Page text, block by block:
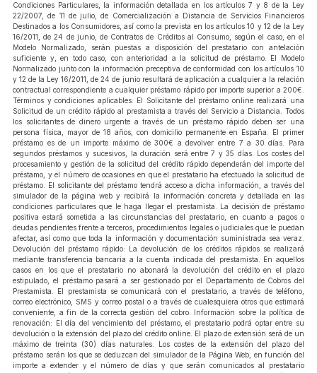
Condiciones Particulares, la información detallada en los artículos 7 y 8 de la Ley
22/2007, de 11 de julio, de Comercialización a Distancia de Servicios Financieros
Destinados a los Consumidores, así como la prevista en los artículos 10 y 12 de la Ley
16/2011, de 24 de junio, de Contratos de Créditos al Consumo, según el caso, en el
Modelo Normalizado, serán puestas a disposición del prestatario con antelación
suficiente y, en todo caso, con anterioridad a la solicitud de préstamo. El Modelo
Normalizado junto con la información preceptiva de conformidad con los artículos 10
y 12 de la Ley 16/2011, de 24 de junio resultará de aplicación a cualquier a la relación
contractual correspondiente a cualquier préstamo rápido por importe superior a 200€.
Términos y condiciones aplicables: El Solicitante del préstamo online realizará una
Solicitud de un crédito rápido al prestamista a través del Servicio a Distancia. Todos
los solicitantes de dinero urgente a través de un préstamo rápido deben ser una
persona física, mayor de 18 años, con domicilio permanente en España. El primer
préstamo es de un importe máximo de 300€ a devolver entre 7 a 30 días. Para
segundos préstamos y sucesivos, la duración será entre 7 y 35 días. Los costes del
procesamiento y gestión de la solicitud del crédito rápido dependerán del importe del
préstamo, y el número de ocasiones en que el prestatario ha efectuado la solicitud de
préstamo. El solicitante del préstamo tendrá acceso a dicha información, a través del
simulador de la página web y recibirá la información concreta y detallada en las
condiciones particulares que le haga llegar el prestamista. La decisión de préstamo
positiva estará sometida a las circunstancias del prestatario, en cuanto a pagos o
deudas pendientes frente a terceros, procedimientos legales o judiciales que le puedan
afectar, así como que toda la información y documentación suministrada sea veraz.
Devolución del préstamo rápido: La devolución de los créditos rápidos se realizará
mediante transferencia bancaria a la cuenta indicada del prestamista. En aquellos
casos en los que el prestatario no abonará la devolución del crédito en el plazo
estipulado, el préstamo pasará a ser gestionado por el Departamento de Cobros del
Prestamista. El prestamista se comunicará con el prestatario, a través de teléfono,
correo electrónico, SMS y correo postal o a través de cualesquiera otros que estimará
conveniente, a fin de la correcta gestión del cobro. Información sobre la política de
renovación: El día del vencimiento del préstamo, el prestatario podrá optar entre su
devolución o la extensión del plazo del crédito online. El plazo de extensión será de un
máximo de treinta (30) días naturales. Los costes de la extensión del plazo del
préstamo serán los que se deduzcan del simulador de la Página Web, en función del
importe a extender y el número de días y que serán comunicados al prestatario